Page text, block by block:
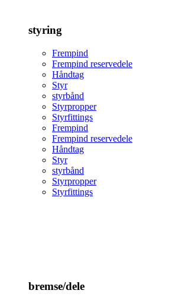
styring
Frempind
Frempind reservedele
Håndtag
Styr
styrbånd
Styrpropper
Styrfittings
Frempind
Frempind reservedele
Håndtag
Styr
styrbånd
Styrpropper
Styrfittings
bremse/dele